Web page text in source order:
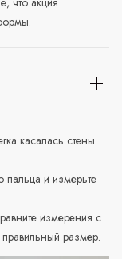
касалась стены
пальца и измерьте
измерения с
размер.